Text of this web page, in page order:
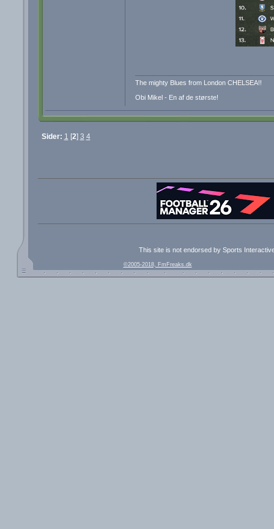
The mighty Blues from London CHELSEA!!
Obi Mikel - En af de største!
Sider: 1 [2] 3 4
This site is not endorsed by Sports
©2005-2018, FmFreaks.dk